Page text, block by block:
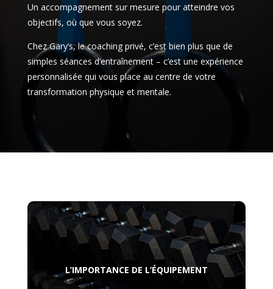
Un accompagnement sur mesure pour atteindre vos
objectifs, où que vous soyez.
Chez Gary’s, le coaching privé, c’est bien plus que de
simples séances d’entraînement – c’est une expérience
personnalisée qui vous place au centre de votre
transformation physique et mentale.
L’IMPORTANCE DE L’ÉQUIPEMENT